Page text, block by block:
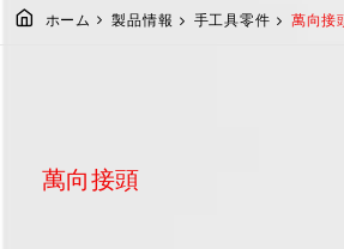
ホーム 製品情報 手工具零件 萬向接
萬向接頭